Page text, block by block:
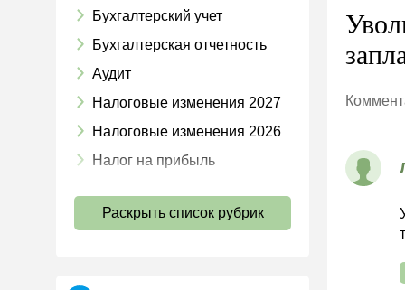
Бухгалтерский учет
Бухгалтерская отчетность
Аудит
Налоговые изменения 2027
Налоговые изменения 2026
Налог на прибыль
Страховые взносы 2026
Раскрыть список рубрик